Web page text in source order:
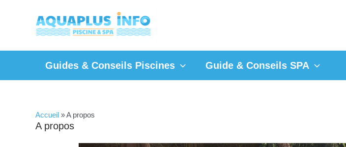
Guides & Conseils Piscines Guide & Conseils SPA
Accueil »A propos
A propos